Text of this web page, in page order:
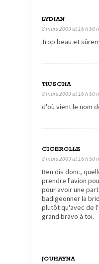
LYDIAN
8 mars 2009 at 16 h 50
Trop beau et
TIUSCHA
8 mars 2009 at 16 h 50
d'où vient le nom
CICEROLLE
8 mars 2009 at 16 h 50
Ben dis donc,
prendre l'avion
pour avoir une
badigeonner la
plutôt qu'avec de
grand bravo à toi.
JOUHAYNA